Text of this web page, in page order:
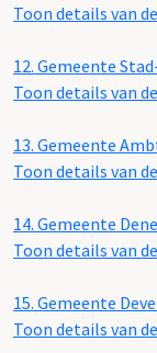
Toon details van
12. Gemeente
Toon details van
13. Gemeente
Toon details van
14. Gemeente
Toon details van
15. Gemeente
Toon details van